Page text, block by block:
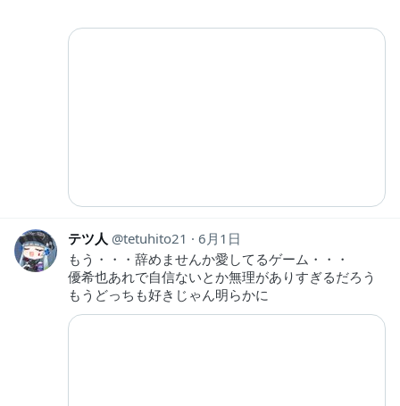
テツ人 tetuhito21
6月1日
もう・・・辞めませんか愛してるゲーム・・・
優希也あれで自信ないとか無理がありすぎるだろう
もうどっちも好きじゃん明らかに